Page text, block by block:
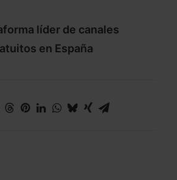
líder de canales
en España